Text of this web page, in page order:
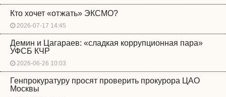
Кто хочет «отжать» ЭКСМО?
2026-07-17 14:45
Демин и Цагараев: «сладкая коррупционная пара»
УФСБ КЧР
2026-06-26 10:03
Генпрокуратуру просят проверить прокурора ЦАО
Москвы